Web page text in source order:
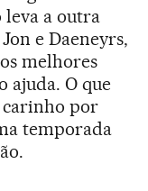
leva a outra
e Daeneyrs,
melhores
ajuda. O que
carinho por
temporada